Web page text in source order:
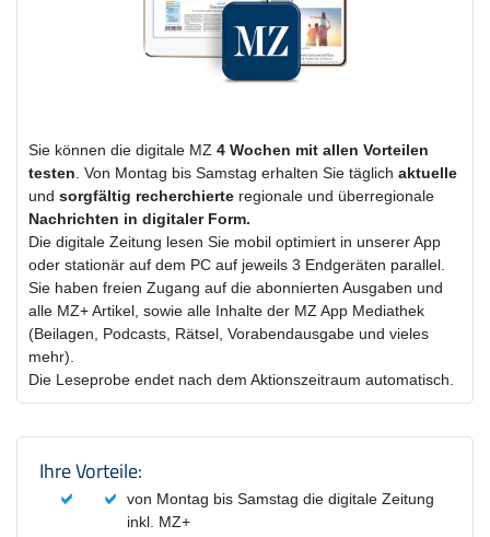
Sie können die digitale MZ 4 Wochen mit allen Vorteilen
testen. Von Montag bis Samstag erhalten Sie täglich aktuelle
und sorgfältig recherchierte regionale und überregionale
Nachrichten in digitaler Form.
Die digitale Zeitung lesen Sie mobil optimiert in unserer App
oder stationär auf dem PC auf jeweils 3 Endgeräten parallel.
Sie haben freien Zugang auf die abonnierten Ausgaben und
alle MZ+ Artikel, sowie alle Inhalte der MZ App Mediathek
(Beilagen, Podcasts, Rätsel, Vorabendausgabe und vieles
mehr).
Die Leseprobe endet nach dem Aktionszeitraum automatisch.
Produktzusammenfassung und
Ihre Vorteile:
von Montag bis Samstag die digitale Zeitung
inkl. MZ+